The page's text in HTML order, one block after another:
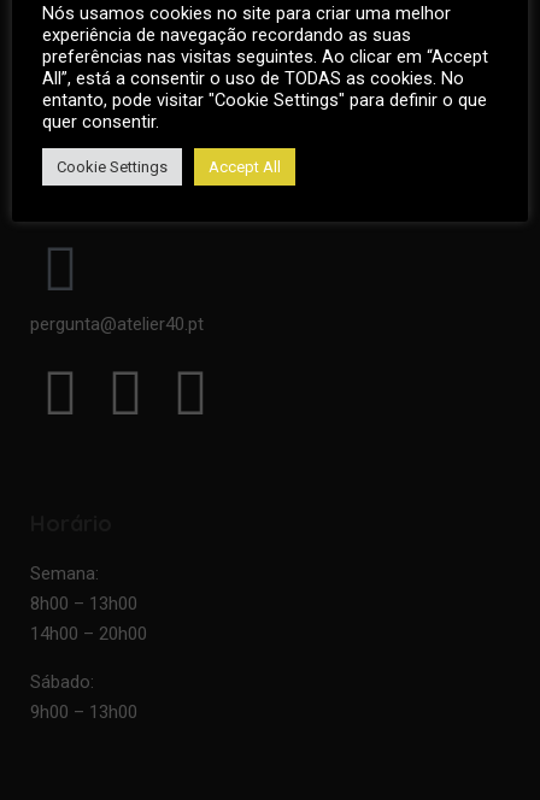
pergunta@atelier40.pt
Semana:
8h00 – 13h00
14h00 – 20h00
Sábado:
9h00 – 13h00
Nós usamos cookies no site para criar uma melhor
experiência de navegação recordando as suas
preferências nas visitas seguintes. Ao clicar em “Accept
All”, está a consentir o uso de TODAS as cookies. No
entanto, pode visitar "Cookie Settings" para definir o que
quer consentir.
Cookie Settings Accept All